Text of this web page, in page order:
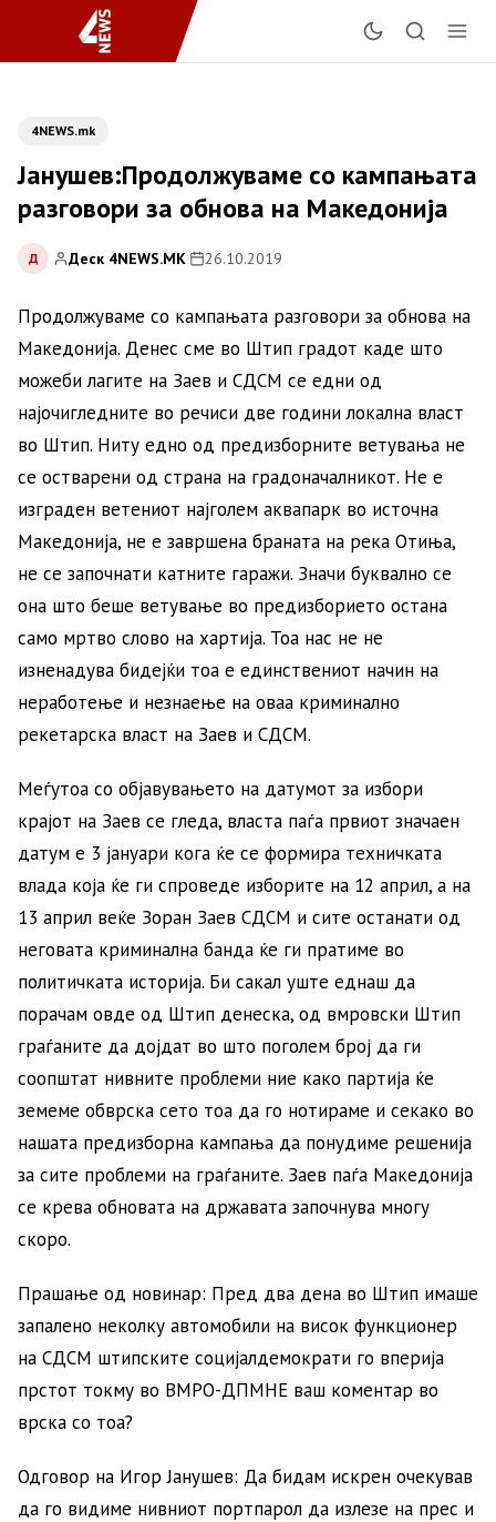
4NEWS.mk
Јанушев:Продолжуваме со кампањата
разговори за обнова на Македонија
Д Деск 4NEWS.MK| 26.10.2019
Продолжуваме со кампањата разговори за обнова на
Македонија. Денес сме во Штип градот каде што
можеби лагите на Заев и СДСМ се едни од
најочигледните во речиси две години локална власт
во Штип. Ниту едно од предизборните ветувања не
се остварени од страна на градоначалникот. Не е
изграден ветениот најголем аквапарк во источна
Македонија, не е завршена браната на река Отиња,
не се започнати катните гаражи. Значи буквално се
она што беше ветување во предизборието остана
само мртво слово на хартија. Тоа нас не не
изненадува бидејќи тоа е единствениот начин на
неработење и незнаење на оваа криминално
рекетарска власт на Заев и СДСМ.
Меѓутоа со објавувањето на датумот за избори
крајот на Заев се гледа, власта паѓа првиот значаен
датум е 3 јануари кога ќе се формира техничката
влада која ќе ги спроведе изборите на 12 април, а на
13 април веќе Зоран Заев СДСМ и сите останати од
неговата криминална банда ќе ги пратиме во
политичката историја. Би сакал уште еднаш да
порачам овде од Штип денеска, од вмровски Штип
граѓаните да дојдат во што поголем број да ги
соопштат нивните проблеми ние како партија ќе
земеме обврска сето тоа да го нотираме и секако во
нашата предизборна кампања да понудиме решенија
за сите проблеми на граѓаните. Заев паѓа Македонија
се крева обновата на државата започнува многу
скоро.
Прашање од новинар: Пред два дена во Штип имаше
запалено неколку автомобили на висок функционер
на СДСМ штипските социјалдемократи го вперија
прстот токму во ВМРО-ДПМНЕ ваш коментар во
врска со тоа?
Одговор на Игор Јанушев: Да бидам искрен очекував
да го видиме нивниот портпарол да излезе на прес и